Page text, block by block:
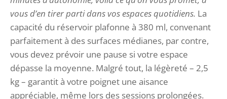
vous d’en tirer parti dans vos espaces quotidiens. La
capacité du réservoir plafonne à 380 ml, convenant
parfaitement à des surfaces médianes, par contre,
vous devez prévoir une pause si votre espace
dépasse la moyenne. Malgré tout, la légèreté – 2,5
kg – garantit à votre poignet une aisance
appréciable, même lors des sessions prolongées.